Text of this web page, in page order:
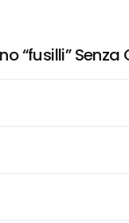
“fusilli”